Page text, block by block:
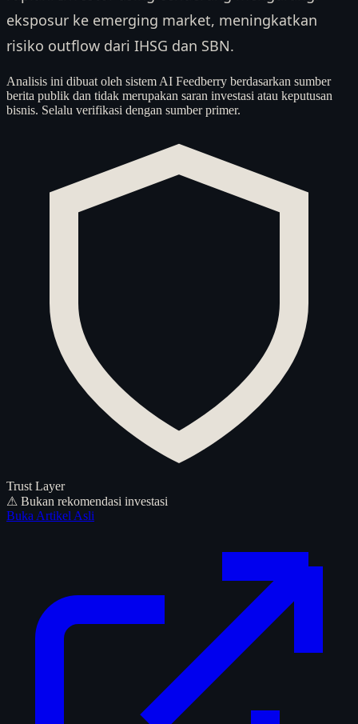
eksposur ke emerging market, meningkatkan
risiko outflow dari IHSG dan SBN.
Analisis ini dibuat oleh sistem AI Feedberry berdasarkan sumber
berita publik dan tidak merupakan saran investasi atau keputusan
bisnis. Selalu verifikasi dengan sumber primer.
Trust Layer
⚠ Bukan rekomendasi investasi
Buka Artikel Asli